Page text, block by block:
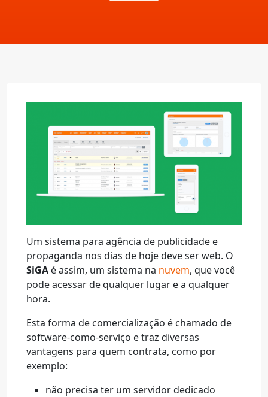
Um sistema para agência de publicidade e
propaganda nos dias de hoje deve ser web. O
SiGA é assim, um sistema na nuvem, que você
pode acessar de qualquer lugar e a qualquer
hora.
Esta forma de comercialização é chamado de
software-como-serviço e traz diversas
vantagens para quem contrata, como por
exemplo:
não precisa ter um servidor dedicado